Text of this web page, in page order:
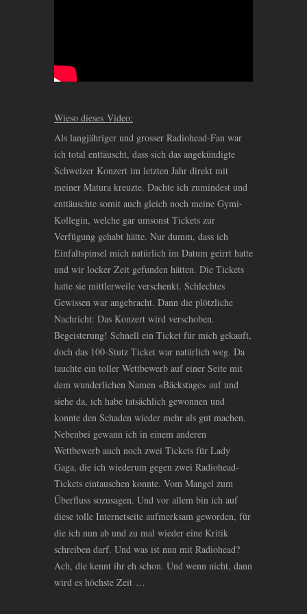
Wieso dieses Video:
Als langjähriger und grosser Radiohead-Fan war
ich total enttäuscht, dass sich das angekündigte
Schweizer Konzert im letzten Jahr direkt mit
meiner Matura kreuzte. Dachte ich zumindest und
enttäuschte somit auch gleich noch meine Gymi-
Kollegin, welche gar umsonst Tickets zur
Verfügung gehabt hätte. Nur dumm, dass ich
Einfaltspinsel mich natürlich im Datum geirrt hatte
und wir locker Zeit gefunden hätten. Die Tickets
hatte sie mittlerweile verschenkt. Schlechtes
Gewissen war angebracht. Dann die plötzliche
Nachricht: Das Konzert wird verschoben.
Begeisterung! Schnell ein Ticket für mich gekauft,
doch das 100-Stutz Ticket war natürlich weg. Da
tauchte ein toller Wettbewerb auf einer Seite mit
dem wunderlichen Namen «Bäckstage» auf und
siehe da, ich habe tatsächlich gewonnen und
konnte den Schaden wieder mehr als gut machen.
Nebenbei gewann ich in einem anderen
Wettbewerb auch noch zwei Tickets für Lady
Gaga, die ich wiederum gegen zwei Radiohead-
Tickets eintauschen konnte. Vom Mangel zum
Überfluss sozusagen. Und vor allem bin ich auf
diese tolle Internetseite aufmerksam geworden, für
die ich nun ab und zu mal wieder eine Kritik
schreiben darf. Und was ist nun mit Radiohead?
Ach, die kennt ihr eh schon. Und wenn nicht, dann
wird es höchste Zeit …